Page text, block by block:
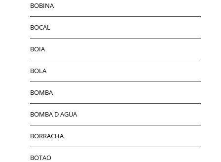
BOBINA
BOCAL
BOIA
BOLA
BOMBA
BOMBA D AGUA
BORRACHA
BOTAO